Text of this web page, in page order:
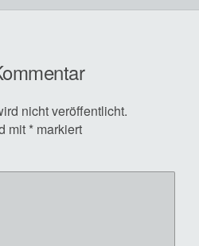
nicht veröffentlicht.
mit * markiert